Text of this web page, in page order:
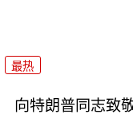
最热
向特朗普同志致